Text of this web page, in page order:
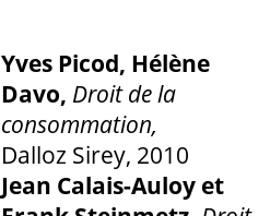
Yves Picod, Hélène
Davo, Droit de la
consommation,
Dalloz Sirey, 2010
Jean Calais-Auloy et